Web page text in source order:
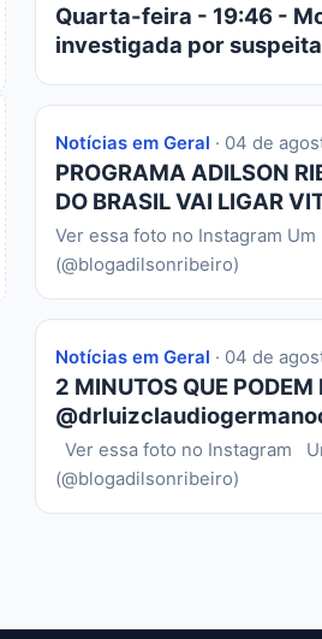
Quarta-feira - 19:46 -
investigada por
Notícias em Geral · 04 de
PROGRAMA ADILSON
DO BRASIL VAI LIGAR
Ver essa foto no Instagram
(@blogadilsonribeiro)
Notícias em Geral · 04 de
2 MINUTOS QUE
Ver essa foto no Instagram
(@blogadilsonribeiro)